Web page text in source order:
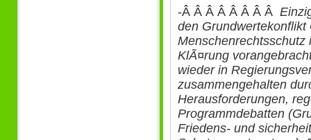
-Â Â Â Â Â Â Â Â
den Grundwertekonflikt
Menschenrechtsschutz
KlÃ¤rung
wieder in
zusammengehalten
Herausforderungen,
Programmdebatten
Friedens- und